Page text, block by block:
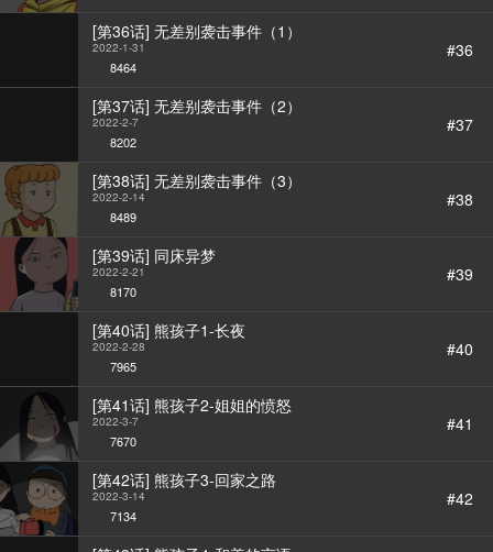
[第36话] 无差别袭击事件（1）
2022-1-31
8464
#36
[第37话] 无差别袭击事件（2）
2022-2-7
8202
#37
[第38话] 无差别袭击事件（3）
2022-2-14
8489
#38
[第39话] 同床异梦
2022-2-21
8170
#39
[第40话] 熊孩子1-长夜
2022-2-28
7965
#40
[第41话] 熊孩子2-姐姐的愤怒
2022-3-7
7670
#41
[第42话] 熊孩子3-回家之路
2022-3-14
7134
#42